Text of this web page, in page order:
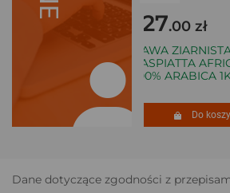
127.00 zł
KAWA ZIARNISTA
VASPIATTA
100% ARABICA 1KG
Do koszyka
Dane dotyczące zgodności z